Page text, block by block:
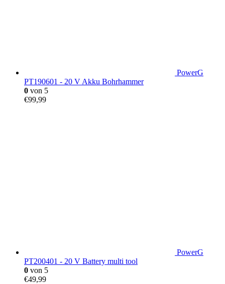
PowerG
PT190601 - 20 V Akku Bohrhammer
0 von 5
€99,99
PowerG
PT200401 - 20 V Battery multi tool
0 von 5
€49,99